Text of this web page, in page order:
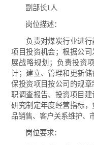
副部长1人
岗位描述：
负责对煤炭行业进行
项目投资机会；根据公
展战略规划；负责投资
计；建立、管理和更新
保投资项目按公司的规
职调查报告、投资项目
研究制定年度经营指标
品销售、客户关系维护、
岗位要求：